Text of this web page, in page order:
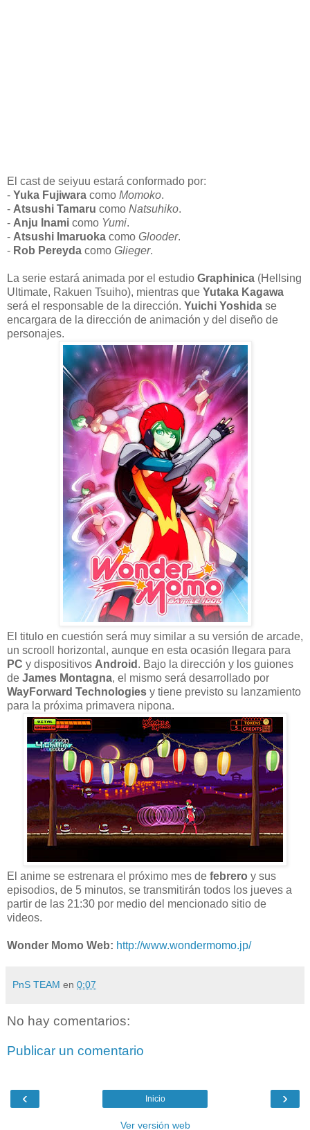
El cast de seiyuu estará conformado por:
- Yuka Fujiwara como Momoko.
- Atsushi Tamaru como Natsuhiko.
- Anju Inami como Yumi.
- Atsushi Imaruoka como Glooder.
- Rob Pereyda como Glieger.
La serie estará animada por el estudio Graphinica (Hellsing
Ultimate, Rakuen Tsuiho), mientras que Yutaka Kagawa
será el responsable de la dirección. Yuichi Yoshida se
encargara de la dirección de animación y del diseño de
personajes.
El titulo en cuestión será muy similar a su versión de arcade,
un scrooll horizontal, aunque en esta ocasión llegara para
PC y dispositivos Android . Bajo la dirección y los guiones
de James Montagna, el mismo será desarrollado por
WayForward Technologies y tiene previsto su lanzamiento
para la próxima primavera nipona.
El anime se estrenara el próximo mes de febrero y sus
episodios, de 5 minutos, se transmitirán todos los jueves a
partir de las 21:30 por medio del mencionado sitio de
videos.
Wonder Momo Web: http://www.wondermomo.jp/
PnS TEAM en 0:07
No hay comentarios:
Publicar un comentario
‹ ›
Inicio
Ver versión web